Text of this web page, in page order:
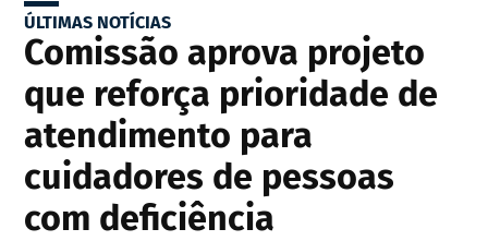
ÚLTIMAS NOTÍCIAS
Comissão aprova projeto
que reforça prioridade de
atendimento para
cuidadores de pessoas
com deficiência